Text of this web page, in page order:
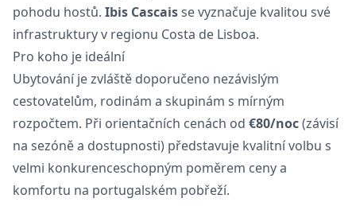
pohodu hostů. Ibis Cascaisse vyznačuje kvalitou své
infrastruktury v regionu Costa de Lisboa.
Pro koho je ideální
Ubytování je zvláště doporučeno nezávislým
cestovatelům, rodinám a skupinám s mírným
rozpočtem. Při orientačních cenách od €80/noc(závisí
na sezóně a dostupnosti) představuje kvalitní volbu s
velmi konkurenceschopným poměrem ceny a
komfortu na portugalském pobřeží.